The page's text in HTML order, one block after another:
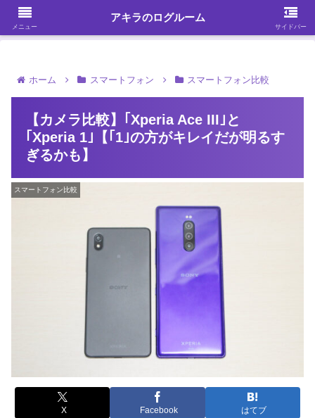
ガジェット・スマホ・パソコンを中心に何かを発見する
ホーム スマートフォン スマートフォン比較
【カメラ比較】｢Xperia Ace III｣と
｢Xperia 1｣【｢1｣の方がキレイだが明るす
ぎるかも】
スマートフォン比較
X Facebook はてブ
メニュー
アキラのログルーム
サイドバー